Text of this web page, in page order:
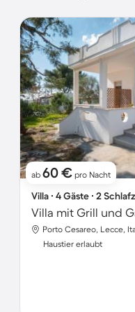
ab 60 € pro Nacht
Villa ∙ 4 Gäste ∙ 2
Villa mit Grill und
Porto Cesareo, Lecce,
Haustier erlaubt